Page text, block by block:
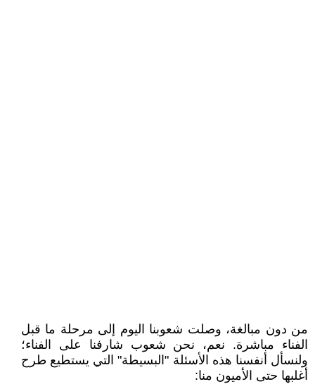
من دون مبالغة، وصلت شعوبنا اليوم إلى مرحلة ما قبل
الفناء مباشرة. نعم، نحن شعوب شارفنا على الفناء؛
ولنسأل أنفسنا هذه الأسئلة "البسيطة" التي يستطيع طرح
أغلبها حتى الأميون منا: